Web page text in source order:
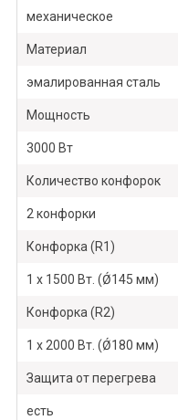
механическое
Материал
эмалированная сталь
Мощность
3000 Вт
Количество конфорок
2 конфорки
Конфорка (R1)
1 х 1500 Вт. (Ǿ145 мм)
Конфорка (R2)
1 х 2000 Вт. (Ǿ180 мм)
Защита от перегрева
есть